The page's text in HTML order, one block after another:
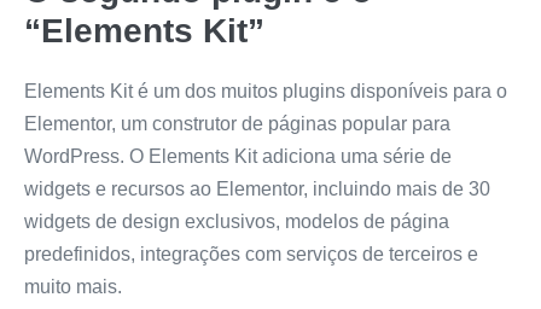
“Elements Kit”
Elements Kit é um dos muitos plugins disponíveis para o
Elementor, um construtor de páginas popular para
WordPress. O Elements Kit adiciona uma série de
widgets e recursos ao Elementor, incluindo mais de 30
widgets de design exclusivos, modelos de página
predefinidos, integrações com serviços de terceiros e
muito mais.